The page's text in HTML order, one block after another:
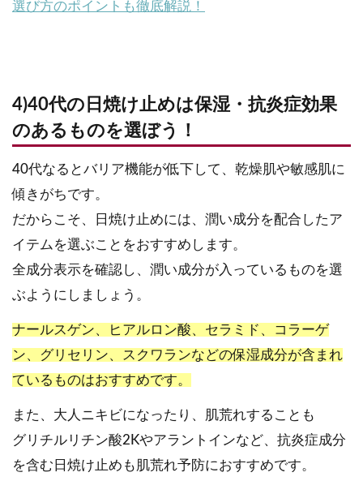
選び方のポイントも徹底解説！
4)40代の日焼け止めは保湿・抗炎症効果
のあるものを選ぼう！
40代なるとバリア機能が低下して、乾燥肌や敏感肌に
傾きがちです。
だからこそ、日焼け止めには、潤い成分を配合したア
イテムを選ぶことをおすすめします。
全成分表示を確認し、潤い成分が入っているものを選
ぶようにしましょう。
ナールスゲン、ヒアルロン酸、セラミド、コラーゲ
ン、グリセリン、スクワランなどの保湿成分が含まれ
ているものはおすすめです。
また、大人ニキビになったり、肌荒れすることも
グリチルリチン酸2Kやアラントインなど、抗炎症成分
を含む日焼け止めも肌荒れ予防におすすめです。